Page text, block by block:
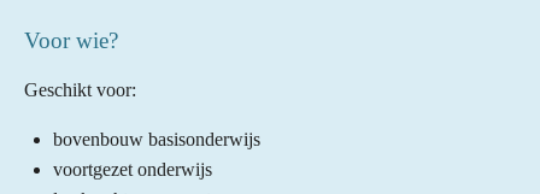
Voor wie?
Geschikt voor:
bovenbouw basisonderwijs
voortgezet onderwijs